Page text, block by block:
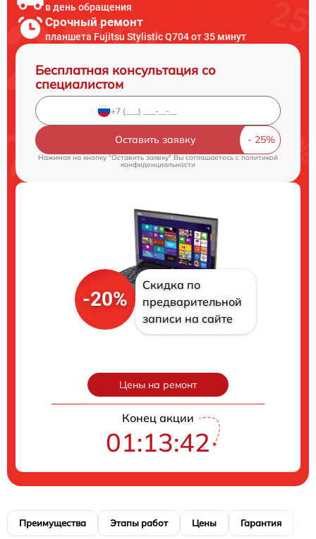
в день обращения
Срочный ремонт
планшета Fujitsu Stylistic Q704 от 35 минут
Бесплатная консультация со
специалистом
Оставить заявку
Нажимая на кнопку "Оставить заявку" Вы соглашаетесь cполитикой
конфиденциальности
-20%
Скидка по
предварительной
записи на сайте
Цены на ремонт
Конец акции
01:13:41
Преимущества Этапы работ Цены Гарантия